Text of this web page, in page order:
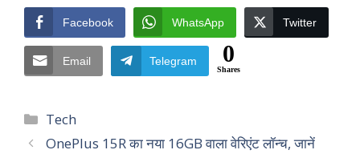
Facebook WhatsApp Twitter
Email Telegram 0
Shares
Categories
Tech
OnePlus 15R का नया 16GB वाला वेरिएंट लॉन्च, जानें